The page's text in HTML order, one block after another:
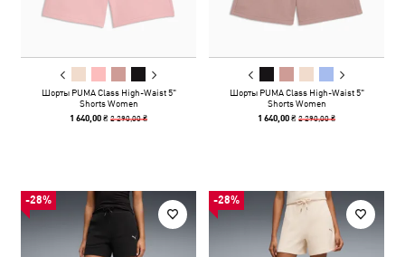
Шорты PUMA Class High-Waist 5"
Shorts Women
1 640,00 ₴2 290,00 ₴
Шорты PUMA Class High-Waist 5"
Shorts Women
1 640,00 ₴2 290,00 ₴
-28% -28%